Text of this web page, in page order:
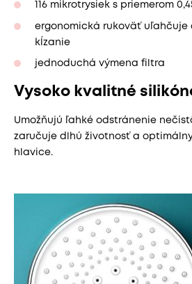
116 mikrotrysiek s priemerom
ergonomická rukoväť uľahčuje
kĺzanie
jednoduchá výmena filtra
Vysoko kvalitné
Umožňujú ľahké odstránenie
zaručuje dlhú životnosť a
hlavice.